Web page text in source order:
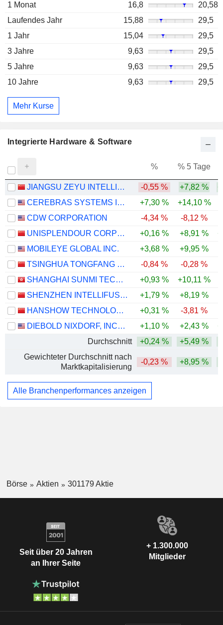
1 Monat
16,8
20,58
Laufendes Jahr
15,88
29,5
1 Jahr
15,04
29,5
3 Jahre
9,63
29,5
5 Jahre
9,63
29,5
10 Jahre
9,63 29,5
Mehr Kurse
Integrierte Hardware & Software
% % 5 Tage
JIANGSU ZEYU INTELLIGENT POWER CO.,LTD. -0,55 % +7,82 %
CEREBRAS SYSTEMS INC.
+7,30 %
+14,10 %
CDW CORPORATION
-4,34 % -8,12 %
UNISPLENDOUR CORPORATION LIMITED
+0,16 % +8,91 %
MOBILEYE GLOBAL INC.
+3,68 % +9,95 %
TSINGHUA TONGFANG CO., LTD.
-0,84 % -0,28 %
SHANGHAI SUNMI TECHNOLOGY CO., LTD.
+0,93 %
+10,11 %
SHENZHEN INTELLIFUSION TECHNOLOGIES CO., LTD.
+1,79 % +8,19 %
HANSHOW TECHNOLOGY CO., LTD.
+0,31 % -3,81 %
DIEBOLD NIXDORF, INCORPORATED
+1,10 % +2,43 %
Durchschnitt
+0,24 % +5,49 %
Gewichteter Durchschnitt nach
Marktkapitalisierung
-0,23 % +8,95 %
Alle Branchenperformances anzeigen
Börse Aktien 301179 Aktie
Seit über 20 Jahren
an Ihrer Seite
+ 1.300.000
Mitglieder